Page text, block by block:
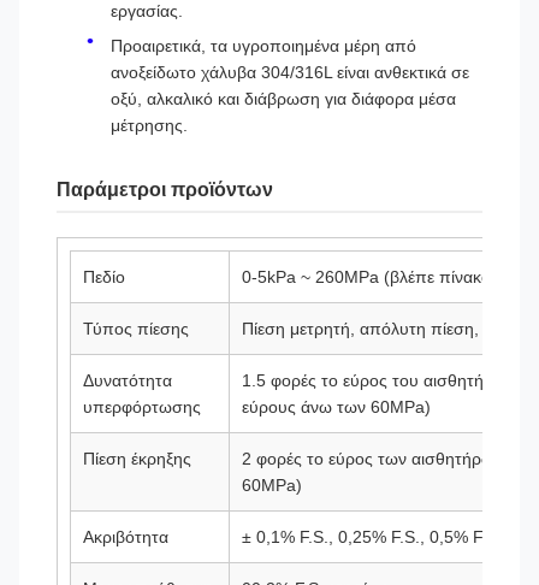
εργασίας.
Προαιρετικά, τα υγροποιημένα μέρη από
ανοξείδωτο χάλυβα 304/316L είναι ανθεκτικά σε
οξύ, αλκαλικό και διάβρωση για διάφορα μέσα
μέτρησης.
Παράμετροι προϊόντων
Πεδίο 0-5kPa ~ 260MPa (βλέπε πίνακα
Τύπος πίεσης Πίεση μετρητή, απόλυτη πίεση,
Δυνατότητα
υπερφόρτωσης
1.5 φορές το εύρος του αισθητήρα που
εύρους άνω των 60MPa)
Πίεση έκρηξης
2 φορές το εύρος των αισθητήρων
60MPa)
Ακριβότητα ± 0,1% F.S., 0,25% F.S., 0,5% F.S.